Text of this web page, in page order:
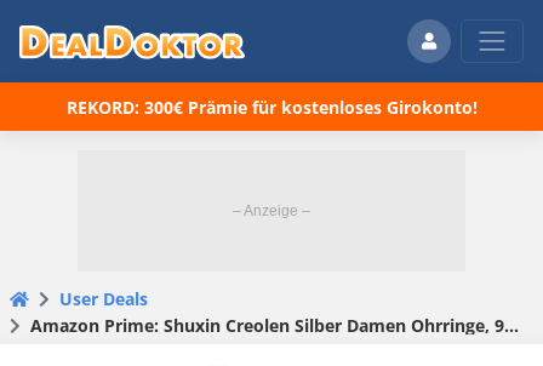
REKORD: 300€ Prämie für kostenloses Girokonto!
User Deals
Amazon Prime: Shuxin Creolen Silber Damen Ohrringe, 925 Sterling Silber Creolen mit AAA Zirkonia für statt €20,99 für nur €16,79